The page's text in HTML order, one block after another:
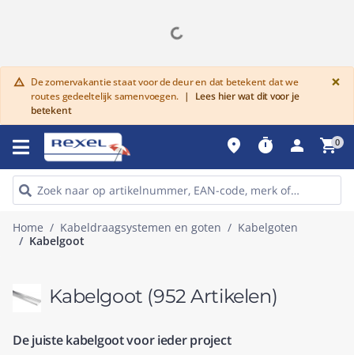
warning De zomervakantie staat voor de deur en dat betekent dat we
routes gedeeltelijk samenvoegen. |
Lees hier wat dit voor je
betekent
×
place timer person shopping_cart0
Home Kabeldraagsystemen en goten
Kabelgoten
Kabelgoot
Kabelgoot (952 Artikelen)
De juiste kabelgoot voor ieder project